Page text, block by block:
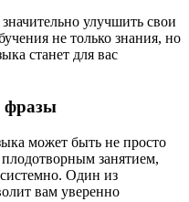
улучшить свои
не только знания, но
станет для вас
фразы
может быть не просто
занятием,
Один из
вам уверенно